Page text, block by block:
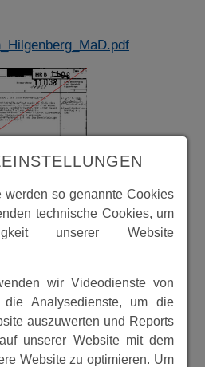
werden so genannte Cookies
technische Cookies, um
unserer Website
wir Videodienste von
die Analysedienste, um die
auszuwerten und Reports
unserer Website mit dem
Website zu optimieren. Um